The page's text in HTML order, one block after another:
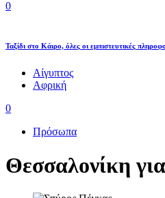
0
Ταξίδι στο Κάιρο, όλες οι εμπιστευτικές
Αίγυπτος
Αφρική
0
Πρόσωπα
Θεσσαλονίκη